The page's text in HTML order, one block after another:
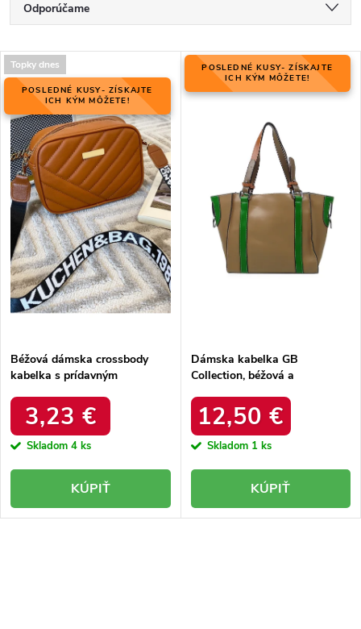
a
d
e
i
e
p
r
o
u
k
t
o
Odporúčame
Najdrahšie
Najpredávanejšie
Abecedne
V
ý
i
s
p
r
o
d
u
k
t
Topky dnes
POSLEDNÉ KUSY- ZÍSKAJTE
ICH KÝM MÔŽETE!
Béžová dámska crossbody
kabelka s prídavným
Massini Rosa, kód produktu
EB38846 Brown
3,23 €
Skladom 4 ks
KÚPIŤ
POSLEDNÉ KUSY- ZÍSKAJTE
ICH KÝM MÔŽETE!
Dámska kabelka GB
Collection, béžová a
prídavným ramienkom, kód
produktu 5013
12,50 €
Skladom 1 ks
KÚPIŤ